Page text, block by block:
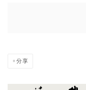
分享